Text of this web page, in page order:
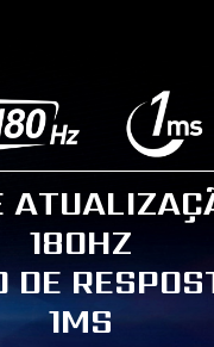
180HZ
DE
1MS